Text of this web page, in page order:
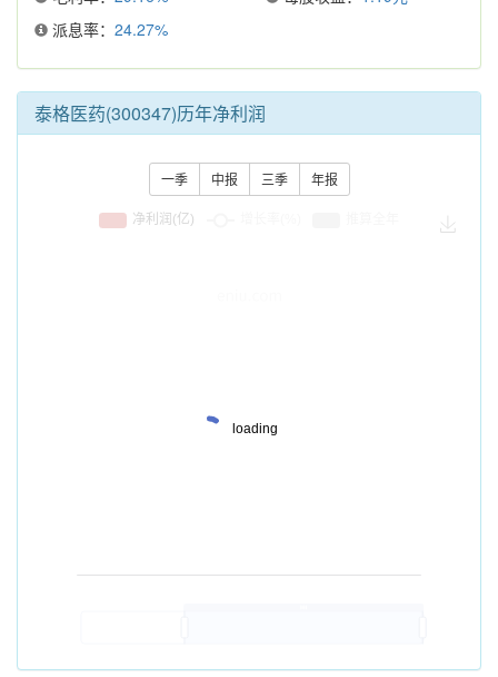
派息率： 24.27%
泰格医药(300347)历年净利润
一季 中报 三季 年报